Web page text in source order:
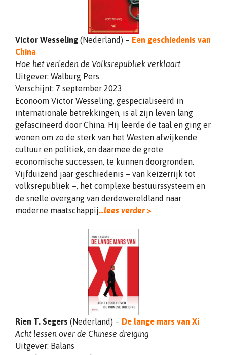
Victor Wesseling (Nederland) – Een geschiedenis van
China
Hoe het verleden de Volksrepubliek verklaart
Uitgever: Walburg Pers
Verschijnt: 7 september 2023
Econoom Victor Wesseling, gespecialiseerd in
internationale betrekkingen, is al zijn leven lang
gefascineerd door China. Hij leerde de taal en ging er
wonen om zo de sterk van het Westen afwijkende
cultuur en politiek, en daarmee de grote
economische successen, te kunnen doorgronden.
Vijfduizend jaar geschiedenis – van keizerrijk tot
volksrepubliek –, het complexe bestuurssysteem en
de snelle overgang van derdewereldland naar
moderne maatschappij…lees verder >
Rien T. Segers (Nederland) – De lange mars van Xi
Acht lessen over de Chinese dreiging
Uitgever: Balans